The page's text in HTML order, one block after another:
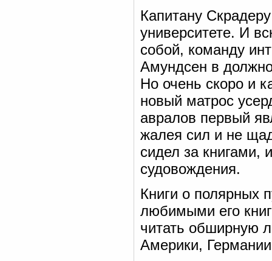
Капитану
университете. И
собой, команду
Амундсен в
Но очень скоро и
новый матрос
авралов первый
жалея сил и не
сидел за книгами,
судовождения.
Книги о полярных
любимыми его
читать обширную
Америки,